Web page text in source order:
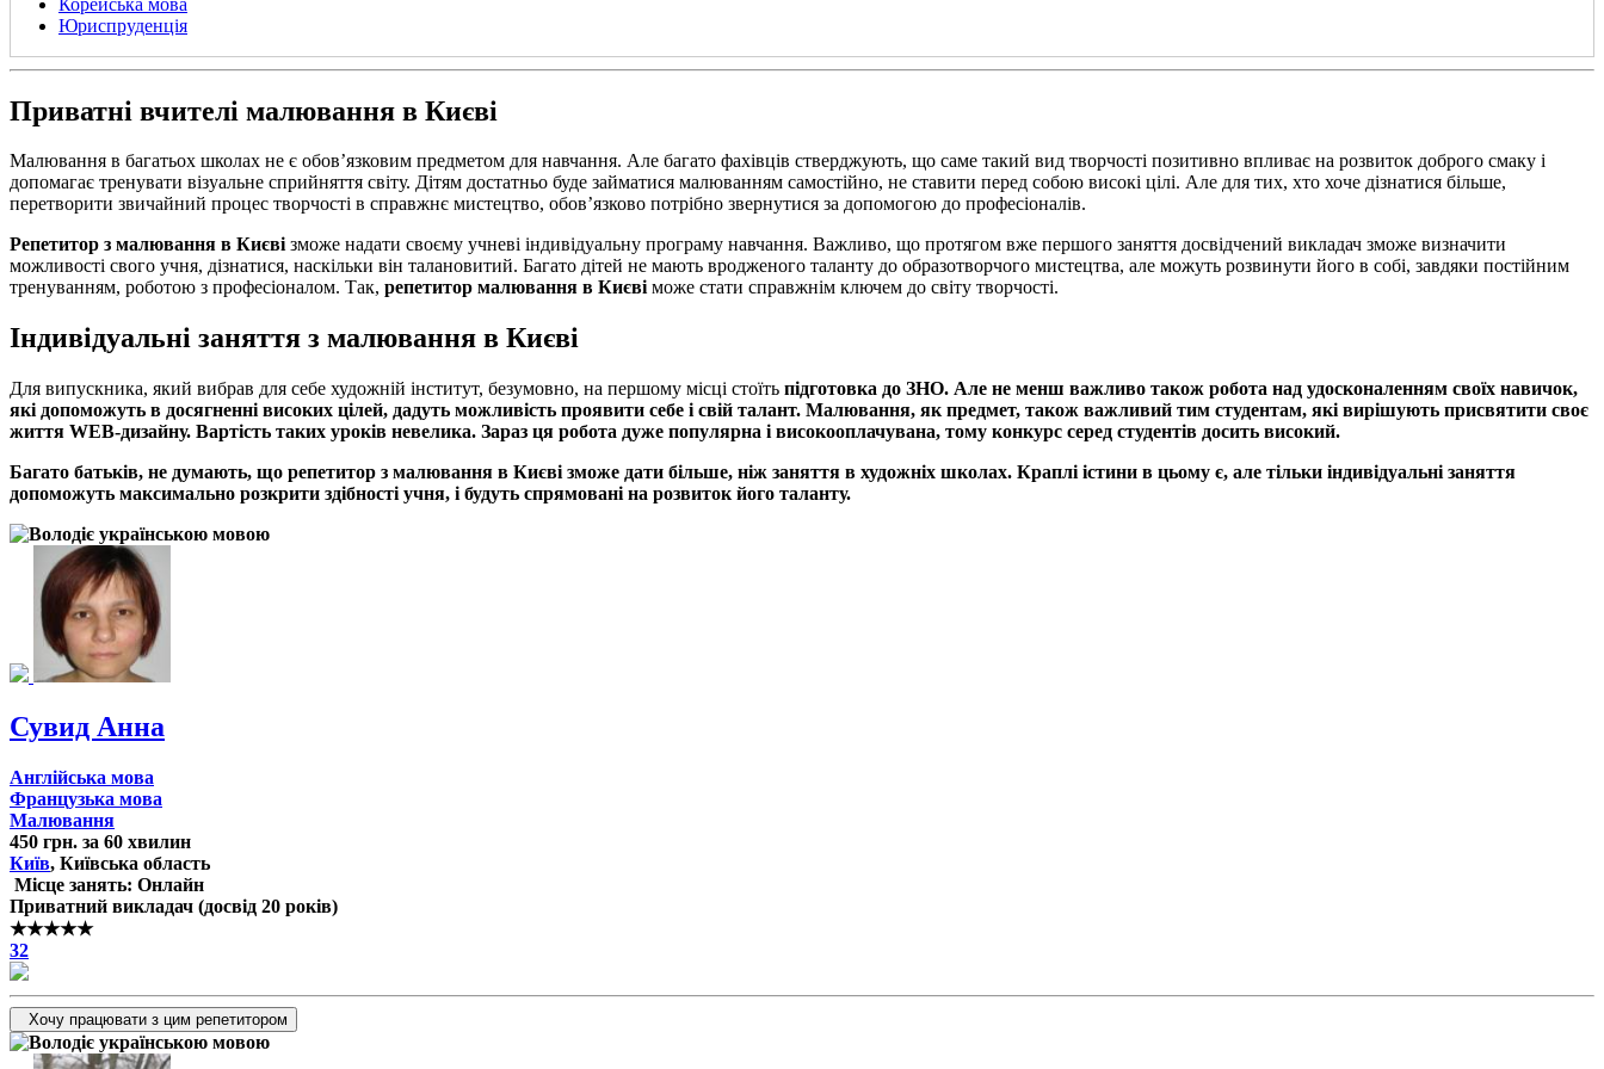
Юриспруденція
Приватні вчителі малювання в Києві
Малювання в багатьох школах не є обов’язковим предметом для навчання. Але багато фахівців стверджують, що саме такий вид творчості позитивно впливає на розвиток доброго смаку і
допомагає тренувати візуальне сприйняття світу. Дітям достатньо буде займатися малюванням самостійно, не ставити перед собою високі цілі. Але для тих, хто хоче дізнатися більше,
перетворити звичайний процес творчості в справжнє мистецтво, обов’язково потрібно звернутися за допомогою до професіоналів.
Репетитор з малювання в Києвізможе надати своєму учневі індивідуальну програму навчання. Важливо, що протягом вже першого заняття досвідчений викладач зможе визначити
можливості свого учня, дізнатися, наскільки він талановитий. Багато дітей не мають вродженого таланту до образотворчого мистецтва, але можуть розвинути його в собі, завдяки постійним
тренуванням, роботою з професіоналом. Так, репетитор малювання в Києвіможе стати справжнім ключем до світу творчості.
Індивідуальні заняття з малювання в Києві
Для випускника, який вибрав для себе художній інститут, безумовно, на першому місці стоїть підготовка до ЗНО. Але не менш важливо також робота над удосконаленням своїх навичок,
які допоможуть в досягненні високих цілей, дадуть можливість проявити себе і свій талант. Малювання, як предмет, також важливий тим студентам, які вирішують присвятити своє
життя WEB-дизайну. Вартість таких уроків невелика. Зараз ця робота дуже популярна і високооплачувана, тому конкурс серед студентів досить високий.
Багато батьків, не думають, що репетитор з малювання в Києві зможе дати більше, ніж заняття в художніх школах. Краплі істини в цьому є, але тільки індивідуальні заняття
допоможуть максимально розкрити здібності учня, і будуть спрямовані на розвиток його таланту.
Сувид Анна
Англійська мова
Французька мова
Малювання
450 грн. за 60 хвилин
Київ, Київська область
Місце занять: Онлайн
Приватний викладач (досвід 20 років)
★★★★★
32
Хочу працювати з цим репетитором